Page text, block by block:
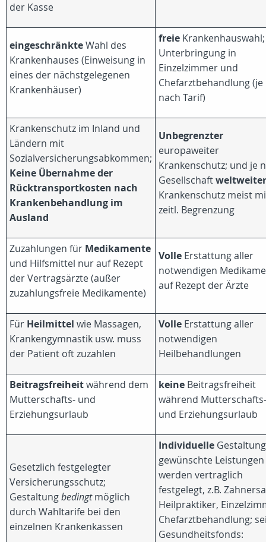
der Kasse
eingeschränkteWahl des
Krankenhauses (Einweisung in
eines der nächstgelegenen
Krankenhäuser)
freie Krankenhauswahl;
Unterbringung in
Einzelzimmer und
Chefarztbehandlung (je
nach Tarif)
Krankenschutz im Inland und
Ländern mit
Sozialversicherungsabkommen;
Keine Übernahme der
Rücktransportkosten nach
Krankenbehandlung im
Ausland
Unbegrenzter
europaweiter
Krankenschutz; und je
Gesellschaftweltweiter
Krankenschutz meist
zeitl. Begrenzung
Zuzahlungen für Medikamente
und Hilfsmittel nur auf Rezept
der Vertragsärzte (außer
zuzahlungsfreie Medikamente)
Volle Erstattung aller
notwendigen
auf Rezept der Ärzte
Für Heilmittel wie Massagen,
Krankengymnastik usw. muss
der Patient oft zuzahlen
Volle Erstattung aller
notwendigen
Heilbehandlungen
Beitragsfreiheitwährend dem
Mutterschafts- und
Erziehungsurlaub
keine Beitragsfreiheit
während Mutterschafts-
und Erziehungsurlaub
Gesetzlich festgelegter
Versicherungsschutz;
Gestaltungbedingtmöglich
durch Wahltarife bei den
einzelnen Krankenkassen
Individuelle
gewünschte Leistungen
werden vertraglich
festgelegt, z.B.
Heilpraktiker,
Chefarztbehandlung;
Gesundheitsfonds: